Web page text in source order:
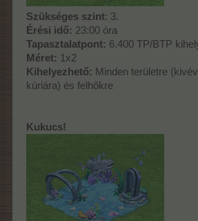
Szükséges szint: 3.
Érési idő: 23:00 óra
Tapasztalatpont: 6.400 TP/BTP
Méret: 1x2
Kihelyezhető: Minden területre
kúriára) és felhőkre
Kukucs!